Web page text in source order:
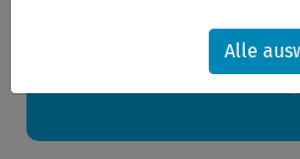
Ihre Bestellungen in diesem
24.08.2026
Eine schöne
Alle